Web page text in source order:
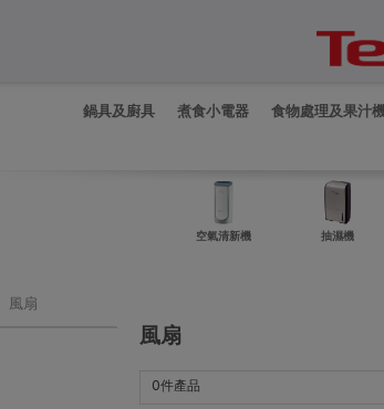
鍋具及廚具 煮食小電器 食物處理及果汁
空氣清新機 抽濕機
風扇
風扇
0件產品